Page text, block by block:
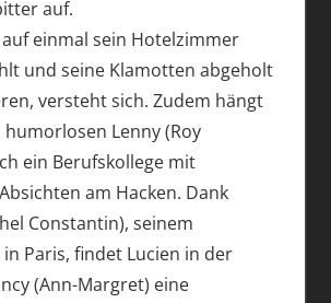
auf.
einmal sein Hotelzimmer
und seine Klamotten abgeholt
versteht sich. Zudem hängt
Lenny (Roy
ein Berufskollege mit
am Hacken. Dank
Constantin), seinem
Paris, findet Lucien in der
(Ann-Margret) eine